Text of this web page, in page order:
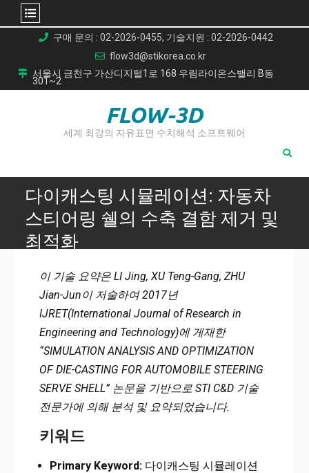
content
구매 문의 : 02-2026-0455, 기술지원 : 02-2026-0442
flow3d@stikorea.co.kr
서울시 금천구 가산디지털1로 168 우림라이온스밸리 B동
301~2
FLOW-3D
세계 최강의 자유표면 수치해석 소프트웨어
다이캐스팅 시뮬레이션: 자동차
스티어링 쉘의 수축 결함 제거 및
최적화
다이캐스팅 시뮬레이션: 자동차 스티어링 쉘의 수축 결함 제거
및 최적화
이 기술 요약은 LI Jing, XU Teng-Gang, ZHU
Jian-Jun이 저술하여 2017년
IJRET(International Journal of Research in
Engineering and Technology)에 게재한
“SIMULATION ANALYSIS AND OPTIMIZATION
OF DIE-CASTING FOR AUTOMOBILE STEERING
SERVE SHELL” 논문을 기반으로 STI C&D 기술
전문가에 의해 분석 및 요약되었습니다.
키워드
Primary Keyword:다이캐스팅 시뮬레이션